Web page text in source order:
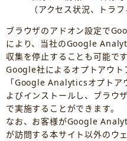
（アクセス状況、トラ
ブラウザのアドオン設定で
により、当社のGoogle
収集を停止することも可能です
Google社によるオプトアウト
「Google Analyticsオプトア
よびインストールし、ブラウ
で実施することができます。
なお、お客様がGoogle
が訪問する本サイト以外の